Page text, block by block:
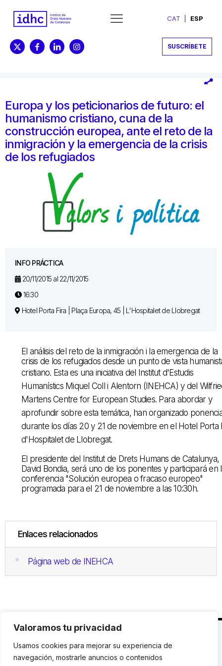
Valoramos tu privacidad
Usamos cookies para mejorar su experiencia de
navegación, mostrarle anuncios o contenidos
CAT ESP
SUSCRÍBETE
Europa y los peticionarios de futuro: el
humanismo cristiano, cuna de la
construcción europea, ante el reto de la
inmigración y la emergencia de la crisis
de los refugiados
INFO PRÁCTICA
20/11/2015 al 22/11/2015
16:30
Hotel Porta Fira | Plaça Europa, 45 | L'Hospitalet de Llobregat
El análisis del reto de la inmigración i la emergencia de la
crisis de los refugiados desde un punto de vista
cristiano. Esta es una iniciativa del Institut d'Estudis
Humanístics Miquel Coll i Alentorn (INEHCA) y del
Martens Centre for European Studies. Para abordar y
aprofundir sobre esta temática, han organizado
durante los días 20 y 21 de noviembre en el Hotel Porta
d'Hospitalet de Llobregat.
El presidente del Institut de Drets Humans de Catalunya,
David Bondia, será uno de los ponentes y participará en
conferencia "Solución europea o fracaso europeo"
programada para el 21 de noviembre a las 10:30h.
Enlaces relacionados
Página web de INEHCA
C. Avinyó 44, 2n | 08002 Barcelona |
T.: +34 93
119 03 72|institut@idhc.org